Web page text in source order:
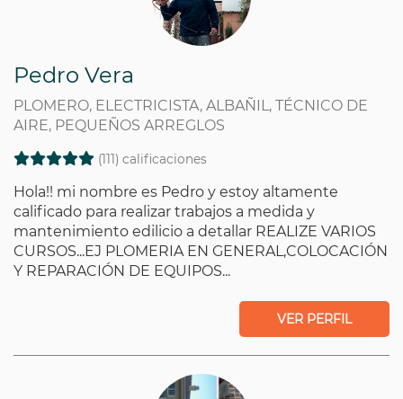
Pedro Vera
PLOMERO, ELECTRICISTA, ALBAÑIL, TÉCNICO DE
AIRE, PEQUEÑOS ARREGLOS
(111) calificaciones
Hola!! mi nombre es Pedro y estoy altamente
calificado para realizar trabajos a medida y
mantenimiento edilicio a detallar REALIZE VARIOS
CURSOS...EJ PLOMERIA EN GENERAL,COLOCACIÓN
Y REPARACIÓN DE EQUIPOS...
VER PERFIL